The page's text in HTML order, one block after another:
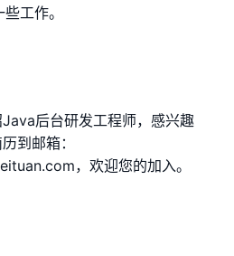
工作。
后台研发工程师，感兴趣
到邮箱：
，欢迎您的加入。